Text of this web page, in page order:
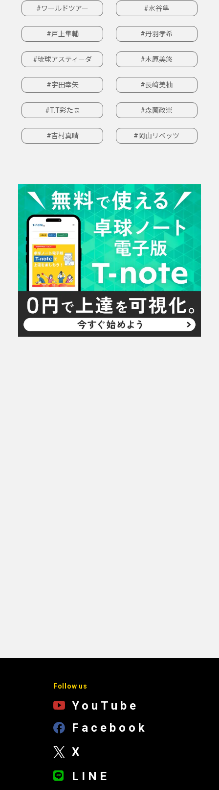
#ワールドツアー #水谷隼
#戸上隼輔 #丹羽孝希
#琉球アスティーダ #木原美悠
#宇田幸矢 #長﨑美柚
#T.T彩たま #森薗政崇
#吉村真晴 #岡山リベッツ
Follow us
YouTube
Facebook
X
LINE